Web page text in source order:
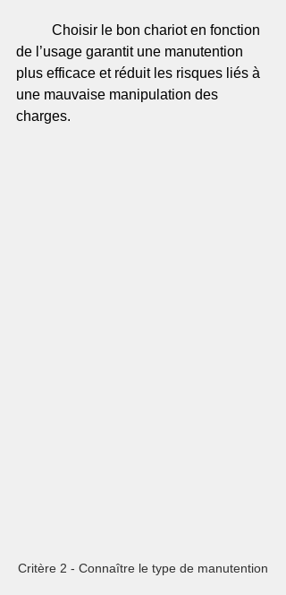
de l’usage garantit une manutention
plus efficace et réduit les risques liés à
une mauvaise manipulation des
charges.
Critère 2 - Connaître le type de manutention